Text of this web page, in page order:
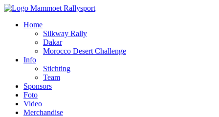
Home
Silkway Rally
Dakar
Morocco Desert Challenge
Info
Stichting
Team
Sponsors
Foto
Video
Merchandise